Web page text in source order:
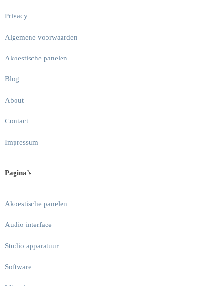
Privacy
Algemene voorwaarden
Akoestische panelen
Blog
About
Contact
Impressum
Pagina’s
Akoestische panelen
Audio interface
Studio apparatuur
Software